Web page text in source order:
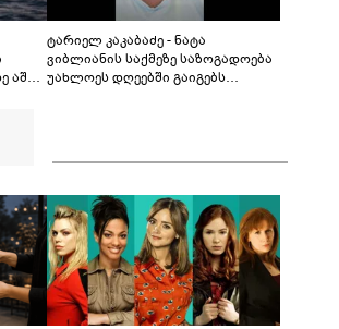
2 ავტომატი, 3 პისტოლეტი, 6 მჭიდი,
და 41 ვაზნა" - შსს ინფორმაციას
აშშ-ს
ტარიელ კაკაბაძე - ნატა
ვიბლიანის საქმეზე საზოგადოება
უახლოეს დღეებში გაიგებს